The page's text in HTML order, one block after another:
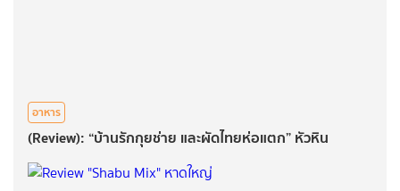
อาหาร
(Review): “บ้านรักกุยช่าย และผัดไทยห่อแตก” หัวหิน